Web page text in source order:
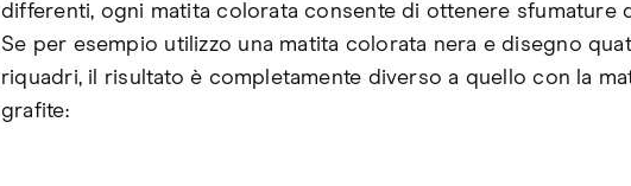
differenti, ogni matita colorata consente di ottenere sfumature
Se per esempio utilizzo una matita colorata nera e disegno
riquadri, il risultato è completamente diverso a quello con la
grafite: